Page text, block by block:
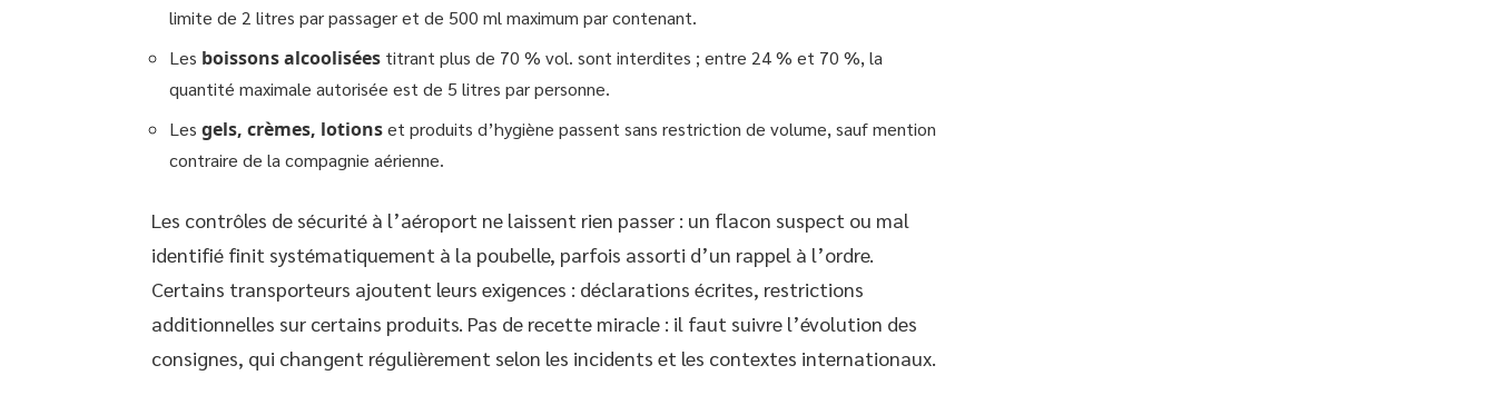
limite de 2 litres par passager et de 500 ml maximum par contenant.
Les boissons alcoolisées titrant plus de 70 % vol. sont interdites ; entre 24 % et 70 %, la
quantité maximale autorisée est de 5 litres par personne.
Les gels, crèmes, lotionset produits d’hygiène passent sans restriction de volume, sauf mention
contraire de la compagnie aérienne.
Les contrôles de sécurité à l’aéroport ne laissent rien passer : un flacon suspect ou mal
identifié finit systématiquement à la poubelle, parfois assorti d’un rappel à l’ordre.
Certains transporteurs ajoutent leurs exigences : déclarations écrites, restrictions
additionnelles sur certains produits. Pas de recette miracle : il faut suivre l’évolution des
consignes, qui changent régulièrement selon les incidents et les contextes internationaux.